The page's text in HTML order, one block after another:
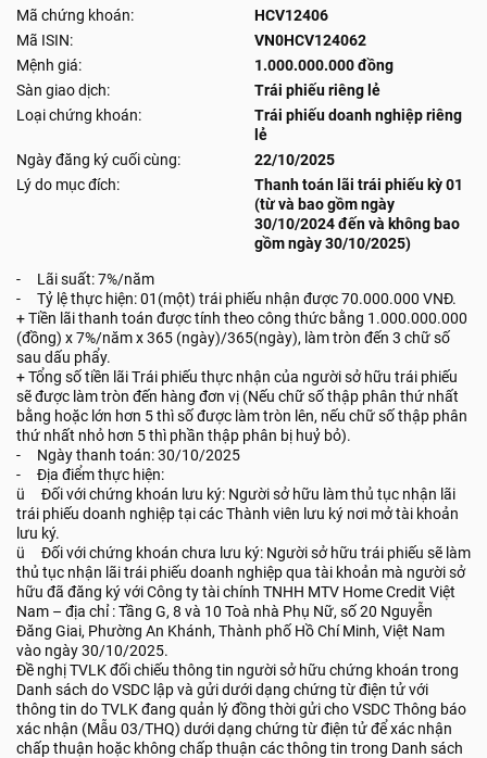
Mã chứng khoán:
HCV12406
Mã ISIN:
VN0HCV124062
Mệnh giá:
1.000.000.000 đồng
Sàn giao dịch:
Trái phiếu riêng lẻ
Loại chứng khoán:
Trái phiếu doanh nghiệp riêng
lẻ
Ngày đăng ký cuối cùng:
22/10/2025
Lý do mục đích:
Thanh toán lãi trái phiếu kỳ 01
(từ và bao gồm ngày
30/10/2024 đến và không bao
gồm ngày 30/10/2025)
- Lãi suất: 7%/năm
- Tỷ lệ thực hiện: 01(một) trái phiếu nhận được 70.000.000 VNĐ.
+ Tiền lãi thanh toán được tính theo công thức bằng 1.000.000.000
(đồng) x 7%/năm x 365 (ngày)/365(ngày), làm tròn đến 3 chữ số
sau dấu phẩy.
+ Tổng số tiền lãi Trái phiếu thực nhận của người sở hữu trái phiếu
sẽ được làm tròn đến hàng đơn vị (Nếu chữ số thập phân thứ nhất
bằng hoặc lớn hơn 5 thì số được làm tròn lên, nếu chữ số thập phân
thứ nhất nhỏ hơn 5 thì phần thập phân bị huỷ bỏ).
- Ngày thanh toán: 30/10/2025
- Địa điểm thực hiện:
ü Đối với chứng khoán lưu ký: Người sở hữu làm thủ tục nhận lãi
trái phiếu doanh nghiệp tại các Thành viên lưu ký nơi mở tài khoản
lưu ký.
ü Đối với chứng khoán chưa lưu ký: Người sở hữu trái phiếu sẽ làm
thủ tục nhận lãi trái phiếu doanh nghiệp qua tài khoản mà người sở
hữu đã đăng ký với Công ty tài chính TNHH MTV Home Credit Việt
Nam – địa chỉ : Tầng G, 8 và 10 Toà nhà Phụ Nữ, số 20 Nguyễn
Đăng Giai, Phường An Khánh, Thành phố Hồ Chí Minh, Việt Nam
vào ngày 30/10/2025.
Đề nghị TVLK đối chiếu thông tin người sở hữu chứng khoán trong
Danh sách do VSDC lập và gửi dưới dạng chứng từ điện tử với
thông tin do TVLK đang quản lý đồng thời gửi cho VSDC Thông báo
xác nhận (Mẫu 03/THQ) dưới dạng chứng từ điện tử để xác nhận
chấp thuận hoặc không chấp thuận các thông tin trong Danh sách